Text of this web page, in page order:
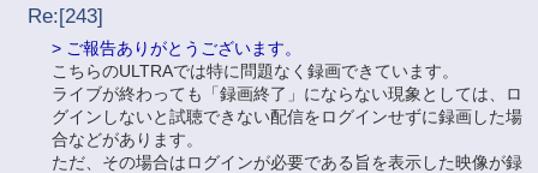
Re:[243]
> ご報告ありがとうございます。
こちらのULTRAでは特に問題なく録画できています。
ライブが終わっても「録画終了」にならない現象としては、ロ
グインしないと試聴できない配信をログインせずに録画した場
合などがあります。
ただ、その場合はログインが必要である旨を表示した映像が録